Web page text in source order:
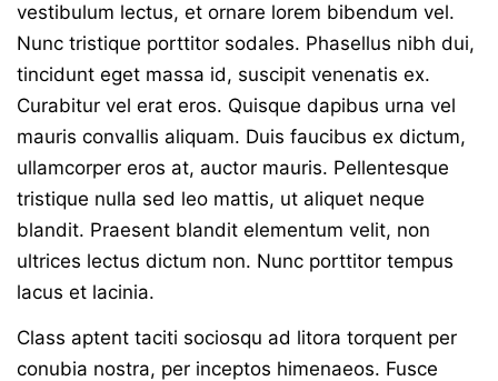
vestibulum lectus, et ornare lorem bibendum vel.
Nunc tristique porttitor sodales. Phasellus nibh dui,
tincidunt eget massa id, suscipit venenatis ex.
Curabitur vel erat eros. Quisque dapibus urna vel
mauris convallis aliquam. Duis faucibus ex dictum,
ullamcorper eros at, auctor mauris. Pellentesque
tristique nulla sed leo mattis, ut aliquet neque
blandit. Praesent blandit elementum velit, non
ultrices lectus dictum non. Nunc porttitor tempus
lacus et lacinia.
Class aptent taciti sociosqu ad litora torquent per
conubia nostra, per inceptos himenaeos. Fusce